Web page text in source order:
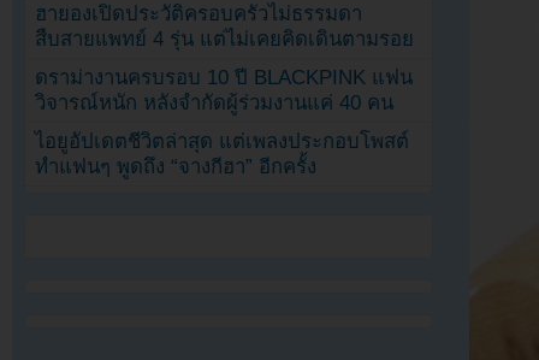
ฮายองเปิดประวัติครอบครัวไม่ธรรมดา
สืบสายแพทย์ 4 รุ่น แต่ไม่เคยคิดเดินตามรอย
ดราม่างานครบรอบ 10 ปี BLACKPINK แฟน
วิจารณ์หนัก หลังจำกัดผู้ร่วมงานแค่ 40 คน
ไอยูอัปเดตชีวิตล่าสุด แต่เพลงประกอบโพสต์
ทำแฟนๆ พูดถึง “จางกีฮา” อีกครั้ง